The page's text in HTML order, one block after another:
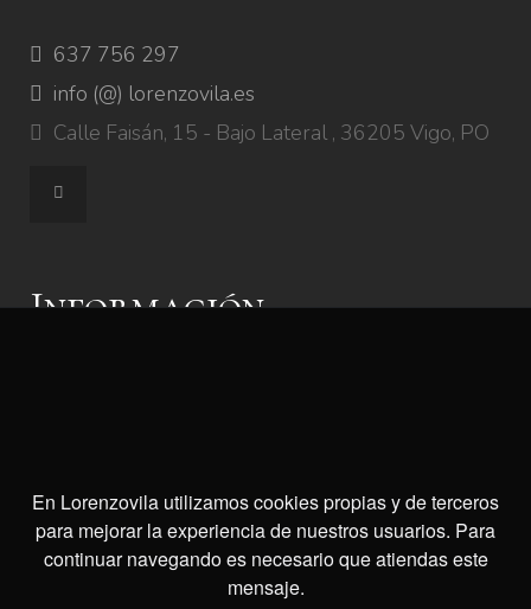
637 756 297
info (@) lorenzovila.es
Calle Faisán, 15 - Bajo Lateral , 36205 Vigo, PO
Información
Pedir cita
En Lorenzovila utilizamos cookies propias y de terceros
para mejorar la experiencia de nuestros usuarios. Para
continuar navegando es necesario que atiendas este
mensaje.